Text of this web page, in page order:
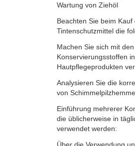
Wartung von Ziehöl
Beachten Sie beim Kauf
Tintenschutzmittel die
Machen Sie sich mit den
Konservierungsstoffen in
Hautpflegeprodukten
Analysieren Sie die
von
Einführung mehrerer
die üblicherweise in
verwendet werden:
Über die Verwendung